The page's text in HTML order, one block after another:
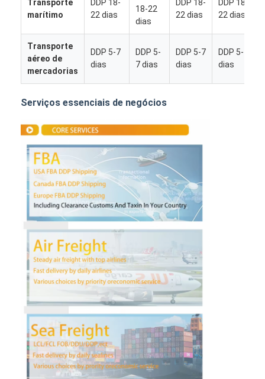
Casa
Produtos
Quem Somos
Fábrica
Controle de Qualidade
Fale Conosco
Converse agora
Frete de ar dianteiro
frete marítimo
Transporte
marítimo
DDP 18-
22 dias
18-22
dias
DDP 18-
22 dias
DDP 18-
22 dias
Transporte
aéreo de
mercadorias
DDP 5-7
dias
DDP 5-
7 dias
DDP 5-7
dias
DDP 5-7
dias
Serviços essenciais de negócios